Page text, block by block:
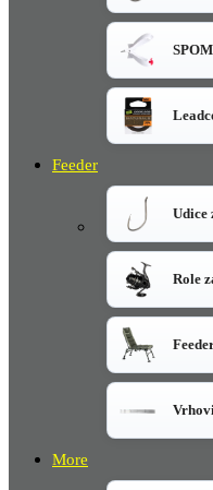
Feeder
Udice
Role
More